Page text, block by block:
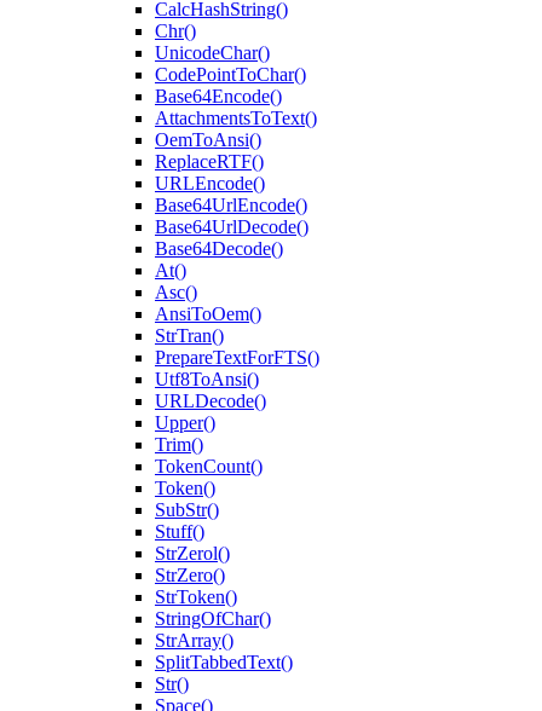
CalcHashString()
Chr()
UnicodeChar()
CodePointToChar()
Base64Encode()
AttachmentsToText()
OemToAnsi()
ReplaceRTF()
URLEncode()
Base64UrlEncode()
Base64UrlDecode()
Base64Decode()
At()
Asc()
AnsiToOem()
StrTran()
PrepareTextForFTS()
Utf8ToAnsi()
URLDecode()
Upper()
Trim()
TokenCount()
Token()
SubStr()
Stuff()
StrZerol()
StrZero()
StrToken()
StringOfChar()
StrArray()
SplitTabbedText()
Str()
Space()